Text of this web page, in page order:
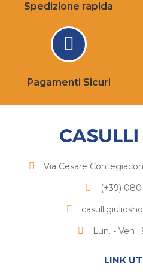
Spedizione rapida
Pagamenti Sicuri
Via Cesare
(+39)
Lun. - Ven :
LINK